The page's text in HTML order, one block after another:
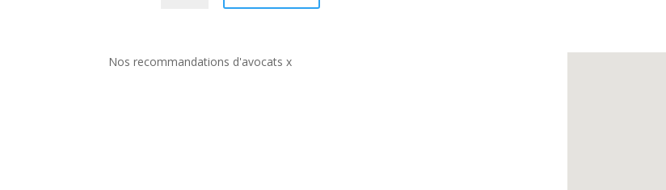
Nos recommandations d'avocats x